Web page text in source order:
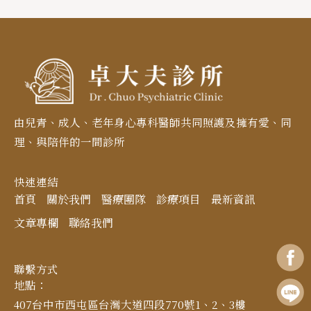
由兒青、成人、老年身心專科醫師共同照護及擁有愛、同
理、與陪伴的一間診所
快速連結
首頁 關於我們 醫療團隊 診療項目
最新資訊
文章專欄
聯絡我們
聯繫方式
地點：
407台中市西屯區台灣大道四段770號1、2、3樓